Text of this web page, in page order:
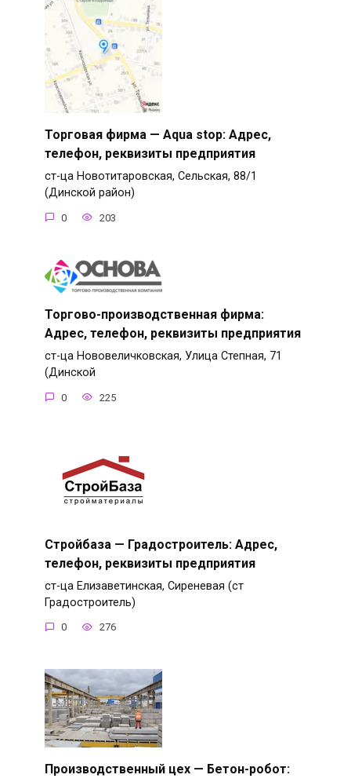
Торговая фирма — Aqua stop: Адрес,
телефон, реквизиты предприятия
ст-ца Новотитаровская, Сельская, 88/1
(Динской район)
0 203
Торгово-производственная фирма:
Адрес, телефон, реквизиты предприятия
ст-ца Нововеличковская, Улица Степная, 71
(Динской
0 225
Стройбаза — Градостроитель: Адрес,
телефон, реквизиты предприятия
ст-ца Елизаветинская, Сиреневая (ст
Градостроитель)
0 276
Производственный цех — Бетон-робот: